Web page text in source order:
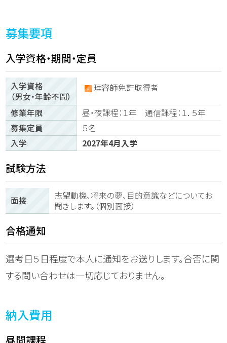
募集要項
入学資格・期間・定員
入学資格
（男女・年齢不問）
理容師免許取得者
修業年限
昼・夜課程：１年 通信課程：１．５年
募集定員
５名
入学
2027年4月入学
試験方法
面接
志望動機、将来の夢、目的意識などについてお
聞きします。（個別面接）
合格通知
選考日５日程度で本人に通知をお送りします。合否に関
する問い合わせは一切応じておりません。
納入費用
昼間課程